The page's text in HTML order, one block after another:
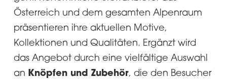
Österreich und dem gesamten Alpenraum
präsentieren ihre aktuellen Motive,
Kollektionen und Qualitäten. Ergänzt wird
das Angebot durch eine vielfältige Auswahl
an Knöpfen und Zubehör, die den Besucher